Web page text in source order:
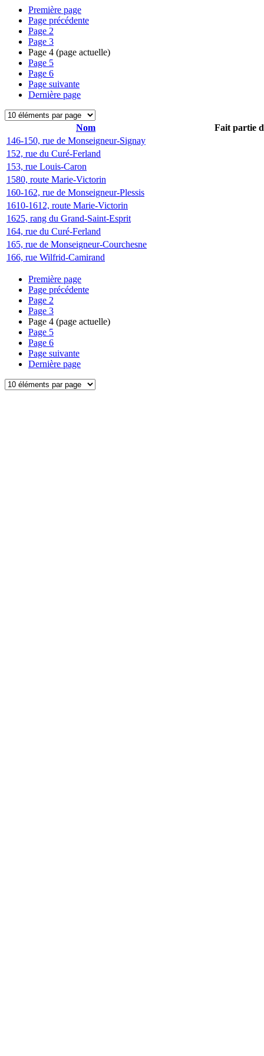
Première page
Page précédente
Page 2
Page 3
Page 4 (page actuelle)
Page 5
Page 6
Page suivante
Dernière page
Nom
Fait partie
146-150, rue de Monseigneur-Signay
152, rue du Curé-Ferland
153, rue Louis-Caron
1580, route Marie-Victorin
160-162, rue de Monseigneur-Plessis
1610-1612, route Marie-Victorin
1625, rang du Grand-Saint-Esprit
164, rue du Curé-Ferland
165, rue de Monseigneur-Courchesne
166, rue Wilfrid-Camirand
Première page
Page précédente
Page 2
Page 3
Page 4 (page actuelle)
Page 5
Page 6
Page suivante
Dernière page